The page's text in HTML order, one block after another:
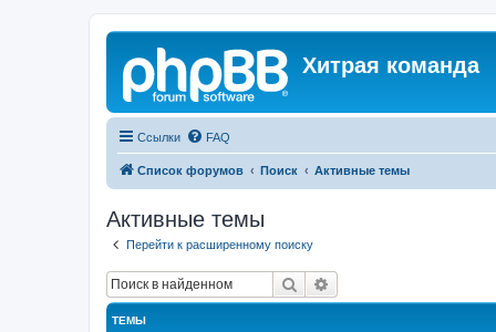
Хитрая команда
Ссылки FAQ
Список форумов Поиск Активные темы
Активные темы
Перейти к расширенному поиску
Поиск
ТЕМЫ